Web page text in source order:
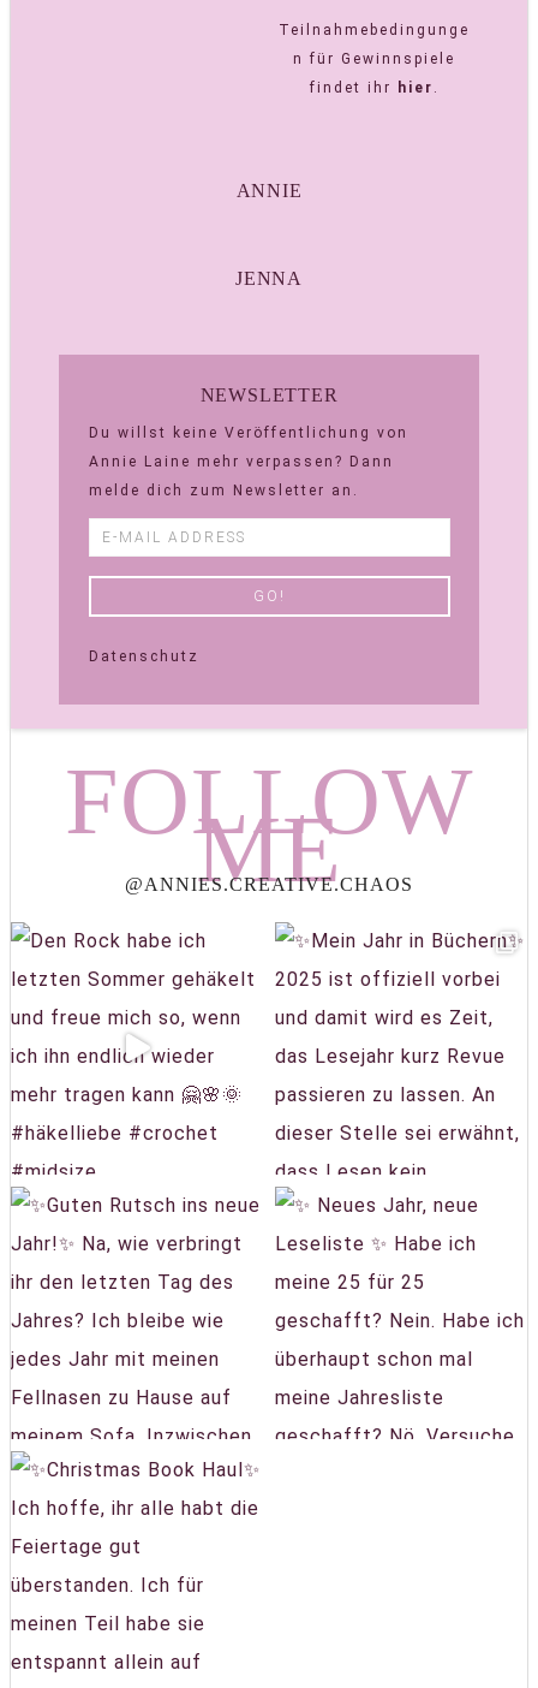
Teilnahmebedingunge
n für Gewinnspiele
findet ihr
hier .
ANNIE
JENNA
NEWSLETTER
Du willst keine Veröffentlichung von
Annie Laine mehr verpassen? Dann
melde dich zum Newsletter an.
Datenschutz
FOLLOW
ME
@ANNIES.CREATIVE.CHAOS